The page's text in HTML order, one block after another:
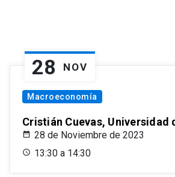
28 NOV
Macroeconomía
Cristián Cuevas, Universidad
28 de Noviembre de 2023
13:30 a 14:30